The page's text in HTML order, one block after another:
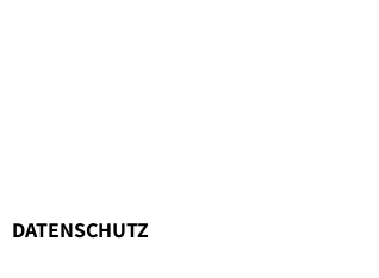
DATENSCHUTZ